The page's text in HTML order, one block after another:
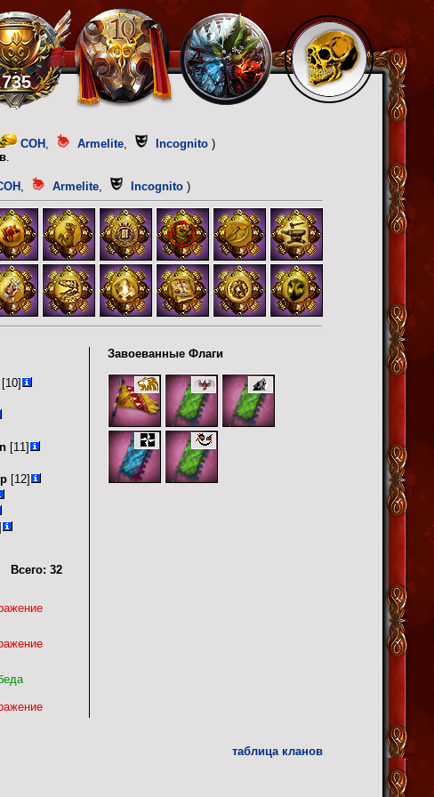
735
COH , Armelite, Incognito )
.
, Armelite, Incognito )
[10]
[11]
[12]
Всего: 32
Завоеванные Флаги
таблица кланов